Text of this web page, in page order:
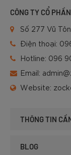
CÔNG TY CỔ
Số 277 Vũ
Điện thoại:
Hotline: 096
Email:
Website:
THÔNG TIN
BLOG